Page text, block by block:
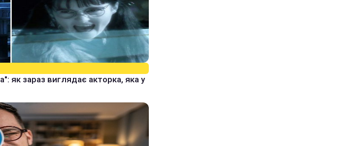
як зараз виглядає акторка, яка у